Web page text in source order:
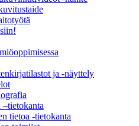
ja -näyttely
tietoa -tietokanta